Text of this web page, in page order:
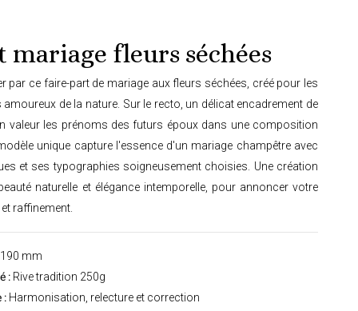
mariage fleurs séchées
par ce faire-part de mariage aux fleurs séchées, créé pour les
de la nature. Sur le recto, un délicat encadrement de
valeur les prénoms des futurs époux dans une composition
unique capture l'essence d'un mariage champêtre avec
et ses typographies soigneusement choisies. Une création
naturelle et élégance intemporelle, pour annoncer votre
raffinement.
mm
: Rive tradition 250g
: Harmonisation, relecture et correction